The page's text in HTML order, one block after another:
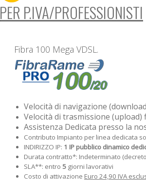
PER P.IVA/PROFESSIONISTI
Fibra 100 Mega VDSL.
Velocità di navigazione
Velocità di trasmissione (upload)
Assistenza Dedicata presso la
Contributo Impianto per linea dedicata
INDIRIZZO IP: 1 IP pubblico dinamico
Durata contratto*: Indeterminato
SLA**: entro 5 giorni lavorativi
Costo di attivazione Euro 24,90 IVA